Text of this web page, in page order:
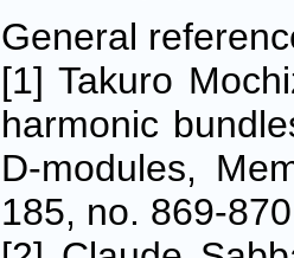
General
[1] Takuro
harmonic
D-modules,
185, no. 869-